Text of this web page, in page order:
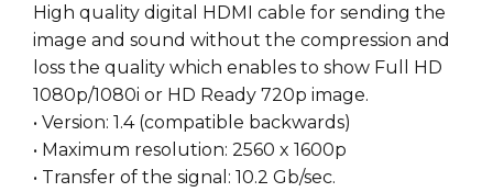
High quality digital HDMI cable for sending the
image and sound without the compression and
loss the quality which enables to show Full HD
1080p/1080i or HD Ready 720p image.
• Version: 1.4 (compatible backwards)
• Maximum resolution: 2560 x 1600p
• Transfer of the signal: 10.2 Gb/sec.